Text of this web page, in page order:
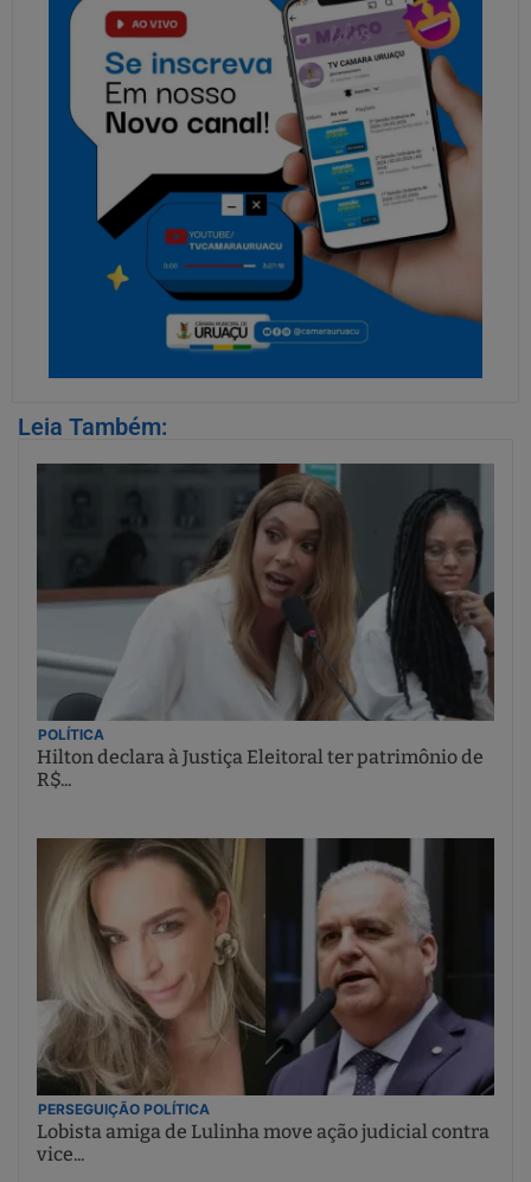
Leia Também:
POLÍTICA
Hilton declara à Justiça Eleitoral ter patrimônio de
R$...
PERSEGUIÇÃO POLÍTICA
Lobista amiga de Lulinha move ação judicial contra
vice...